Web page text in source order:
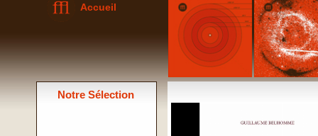
Accueil
Notre Sélection